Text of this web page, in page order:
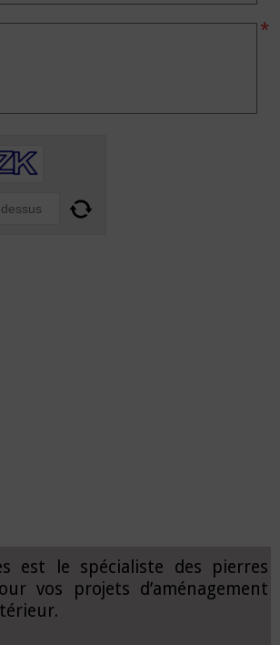
est le spécialiste des pierres
vos projets d’aménagement